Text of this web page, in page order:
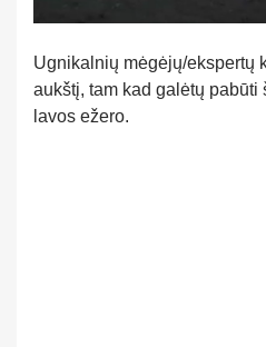
Ugnikalnių mėgėjų/ekspertų
aukštį, tam kad galėtų pabūti
lavos ežero.